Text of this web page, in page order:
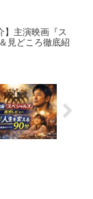
】主演映画『ス
見どころ徹底紹